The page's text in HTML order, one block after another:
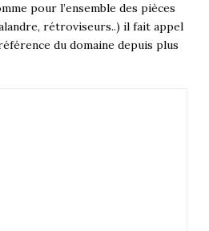
pour l’ensemble des pièces
rétroviseurs..) il fait appel
du domaine depuis plus